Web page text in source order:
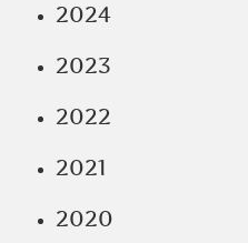
2024
2023
2022
2021
2020